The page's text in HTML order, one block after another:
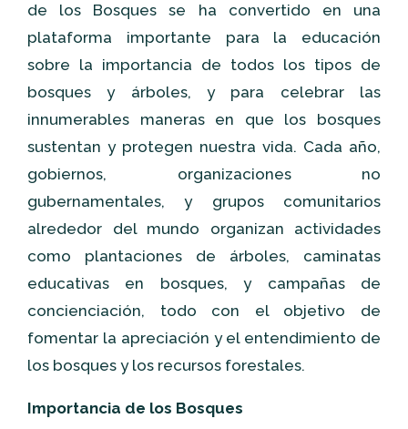
de los Bosques se ha convertido en una
plataforma importante para la educación
sobre la importancia de todos los tipos de
bosques y árboles, y para celebrar las
innumerables maneras en que los bosques
sustentan y protegen nuestra vida. Cada año,
gobiernos, organizaciones no
gubernamentales, y grupos comunitarios
alrededor del mundo organizan actividades
como plantaciones de árboles, caminatas
educativas en bosques, y campañas de
concienciación, todo con el objetivo de
fomentar la apreciación y el entendimiento de
los bosques y los recursos forestales.
Importancia de los Bosques